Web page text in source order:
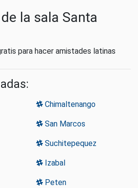
la sala Santa
para hacer amistades latinas
Chimaltenango
San Marcos
Suchitepequez
Izabal
Peten